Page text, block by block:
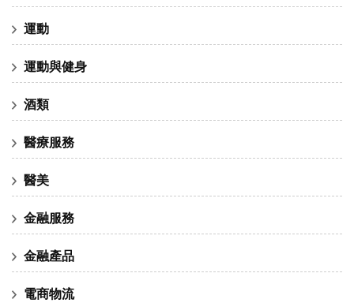
運動
運動與健身
酒類
醫療服務
醫美
金融服務
金融產品
電商物流